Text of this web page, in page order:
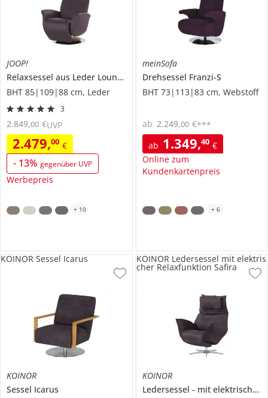
JOOP!
Relaxsessel aus Leder Lounge 8140
BHT 85|109|88 cm, Leder
3
2.479,00 €
- 13% gegenüber UVP
Werbepreis
2.849,00 €UVP
+ 10
meinSofa
Drehsessel Franzi-S
BHT 73|113|83 cm, Webstoff
ab 1.349,40 €
Online zum
Kundenkartenpreis
ab 2.249,00 €***
+ 6
KOINOR
Sessel Icarus
KOINOR Sessel Icarus
KOINOR
Ledersessel
mit elektrischer Relaxfunktion
KOINOR Ledersessel mit elektris
cher Relaxfunktion Safira